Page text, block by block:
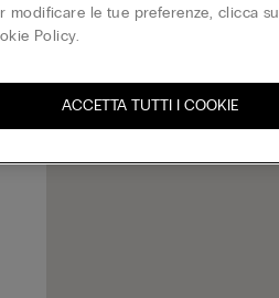
modificare le tue preferenze, clicca su
Policy.
ACCETTA TUTTI I COOKIE